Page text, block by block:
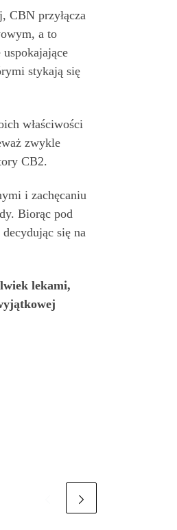
CBN przyłącza
a to
stykają się
właściwości
zwykle
CB2.
i zachęcaniu
Biorąc pod
się na
lekami,